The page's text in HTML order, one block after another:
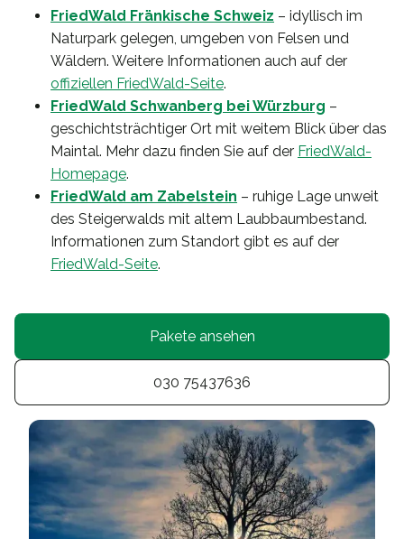
FriedWald Fränkische Schweiz – idyllisch im
Naturpark gelegen, umgeben von Felsen und
Wäldern. Weitere Informationen auch auf der
offiziellen FriedWald-Seite.
FriedWald Schwanberg bei Würzburg –
geschichtsträchtiger Ort mit weitem Blick über das
Maintal. Mehr dazu finden Sie auf der FriedWald-
Homepage.
FriedWald am Zabelstein – ruhige Lage unweit
des Steigerwalds mit altem Laubbaumbestand.
Informationen zum Standort gibt es auf der
FriedWald-Seite.
Pakete ansehen
030 75437636